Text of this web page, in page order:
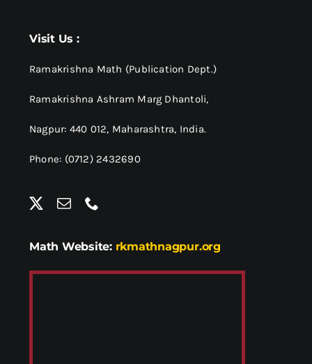
Visit Us :
Ramakrishna Math (Publication Dept.)
Ramakrishna Ashram Marg Dhantoli,
Nagpur: 440 012, Maharashtra, India.
Phone: (0712) 2432690
Math Website: rkmathnagpur.org